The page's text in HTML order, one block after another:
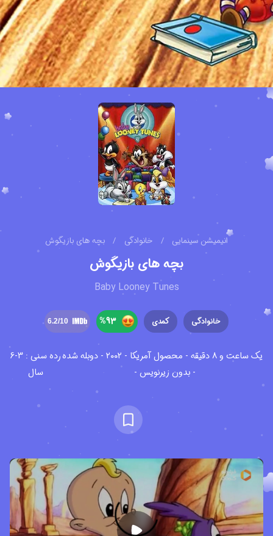
انیمیشن سینمایی / خانوادگی / بچه های بازیگوش
بچه های بازیگوش
Baby Looney Tunes
خانوادگی کمدی 93
%
6.2/10
یک ساعت و ۸ دقیقه - محصول آمریکا - ۲۰۰۲ - دوبله شده
- بدون زیرنویس -
رده سنی : 3-6
سال